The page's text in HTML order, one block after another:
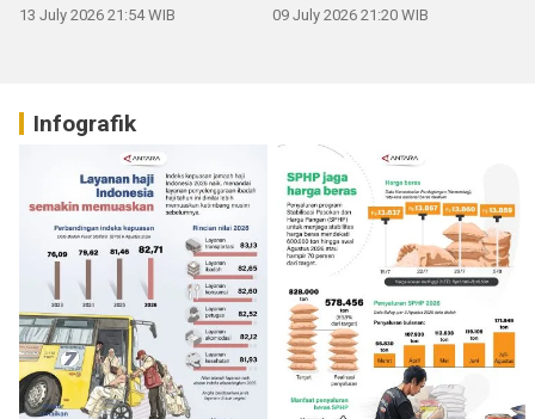
13 July 2026 21:54 WIB 09 July 2026 21:20 WIB
Infografik